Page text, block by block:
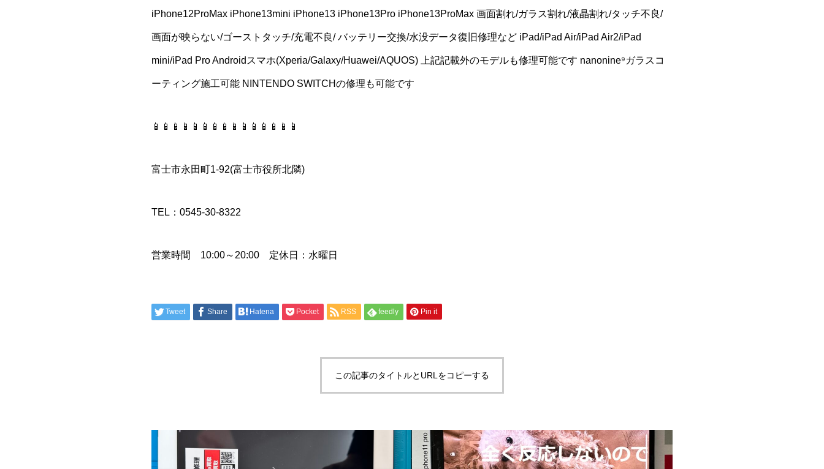
iPhone12ProMax iPhone13mini iPhone13 iPhone13Pro iPhone13ProMax 画面割れ/ガラス割れ/液晶割れ/タッチ不良/
画面が映らない/ゴーストタッチ/充電不良/ バッテリー交換/水没データ復旧修理など iPad/iPad Air/iPad Air2/iPad
mini/iPad Pro Androidスマホ(Xperia/Galaxy/Huawei/AQUOS) 上記記載外のモデルも修理可能です nanonine⁹ガラスコ
ーティング施工可能 NINTENDO SWITCHの修理も可能です
📱📱📱📱📱📱📱📱📱📱📱📱📱📱📱
富士市永田町1-92(富士市役所北隣)
TEL：0545-30-8322
営業時間 10:00～20:00 定休日：水曜日
Tweet Share Hatena Pocket RSS feedly Pin it
この記事のタイトルとURLをコピーする